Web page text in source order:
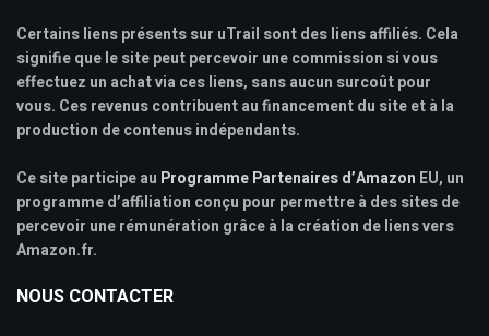
Certains liens présents sur uTrail sont des liens affiliés. Cela
signifie que le site peut percevoir une commission si vous
effectuez un achat via ces liens, sans aucun surcoût pour
vous. Ces revenus contribuent au financement du site et à la
production de contenus indépendants.
Ce site participe au Programme Partenaires d’Amazon EU, un
programme d’affiliation conçu pour permettre à des sites de
percevoir une rémunération grâce à la création de liens vers
Amazon.fr.
NOUS CONTACTER